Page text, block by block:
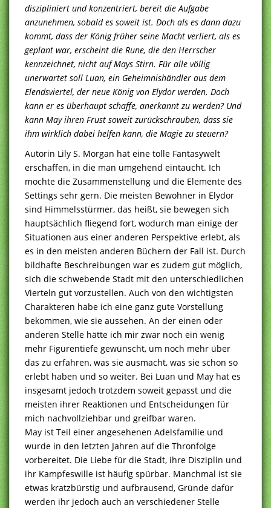
diszipliniert und konzentriert, bereit die Aufgabe
anzunehmen, sobald es soweit ist. Doch als es dann dazu
kommt, dass der König früher seine Macht verliert, als es
geplant war, erscheint die Rune, die den Herrscher
kennzeichnet, nicht auf Mays Stirn. Für alle völlig
unerwartet soll Luan, ein Geheimnishändler aus dem
Elendsviertel, der neue König von Elydor werden. Doch
kann er es überhaupt schaffe, anerkannt zu werden? Und
kann May ihren Frust soweit zurückschrauben, dass sie
ihm wirklich dabei helfen kann, die Magie zu steuern?
Autorin Lily S. Morgan hat eine tolle Fantasywelt
erschaffen, in die man umgehend eintaucht. Ich
mochte die Zusammenstellung und die Elemente des
Settings sehr gern. Die meisten Bewohner in Elydor
sind Himmelsstürmer, das heißt, sie bewegen sich
hauptsächlich fliegend fort, wodurch man einige der
Situationen aus einer anderen Perspektive erlebt, als
es in den meisten anderen Büchern der Fall ist. Durch
bildhafte Beschreibungen war es zudem gut möglich,
sich die schwebende Stadt mit den unterschiedlichen
Vierteln gut vorzustellen. Auch von den wichtigsten
Charakteren habe ich eine ganz gute Vorstellung
bekommen, wie sie aussehen. An der einen oder
anderen Stelle hätte ich mir zwar noch ein wenig
mehr Figurentiefe gewünscht, um noch mehr über
das zu erfahren, was sie ausmacht, was sie schon so
erlebt haben und so weiter. Bei Luan und May hat es
insgesamt jedoch trotzdem soweit gepasst und die
meisten ihrer Reaktionen und Entscheidungen für
mich nachvollziehbar und greifbar waren.
May ist Teil einer angesehenen Adelsfamilie und
wurde in den letzten Jahren auf die Thronfolge
vorbereitet. Die Liebe für die Stadt, ihre Disziplin und
ihr Kampfeswille ist häufig spürbar. Manchmal ist sie
etwas kratzbürstig und aufbrausend, Gründe dafür
werden ihr jedoch auch an verschiedener Stelle